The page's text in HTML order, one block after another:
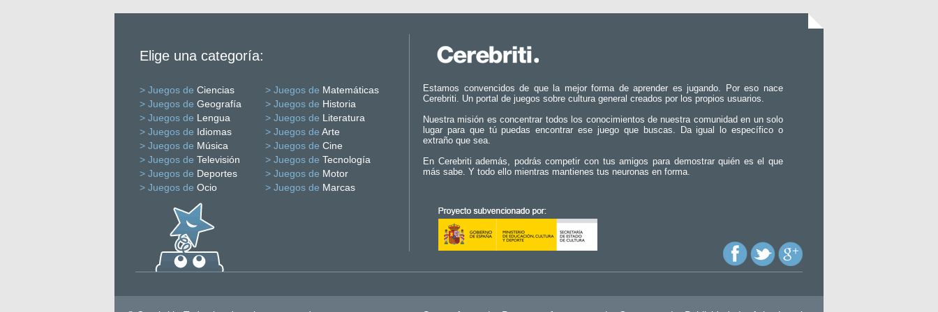
Elige una categoría:
> Juegos de Ciencias > Juegos de Matemáticas
> Juegos de Geografía > Juegos de Historia
> Juegos de Lengua > Juegos de Literatura
> Juegos de Idiomas > Juegos de Arte
> Juegos de Música > Juegos de Cine
> Juegos de Televisión > Juegos de Tecnología
> Juegos de Deportes > Juegos de Motor
> Juegos de Ocio > Juegos de Marcas
Estamos convencidos de que la mejor forma de aprender es jugando. Por eso nace
Cerebriti. Un portal de juegos sobre cultura general creados por los propios usuarios.
Nuestra misión es concentrar todos los conocimientos de nuestra comunidad en un solo
lugar para que tú puedas encontrar ese juego que buscas. Da igual lo específico o
extraño que sea.
En Cerebriti además, podrás competir con tus amigos para demostrar quién es el que
más sabe. Y todo ello mientras mantienes tus neuronas en forma.